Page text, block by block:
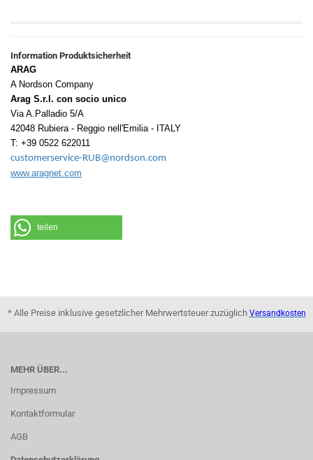
Information Produktsicherheit
ARAG
A Nordson Company
Arag S.r.l. con socio unico
Via A.Palladio 5/A
42048 Rubiera - Reggio nell'Emilia - ITALY
T: +39 0522 622011
customerservice-RUB@nordson.com
www.aragnet.com
teilen
* Alle Preise inklusive gesetzlicher Mehrwertsteuer zuzüglich Versandkosten
MEHR ÜBER...
Impressum
Kontaktformular
AGB